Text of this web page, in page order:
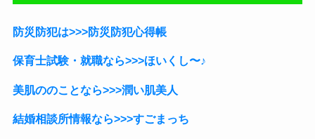
防災防犯は>>>防災防犯心得帳
保育士試験・就職なら>>>ほいくし〜♪
美肌ののことなら>>>潤い肌美人
結婚相談所情報なら>>>すごまっち